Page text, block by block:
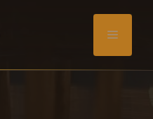
Menu